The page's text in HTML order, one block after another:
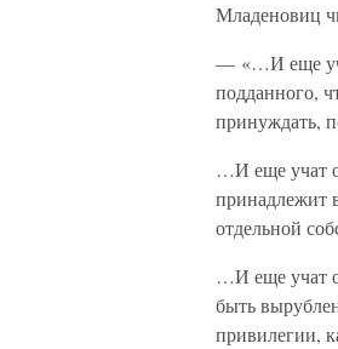
Младеновиц
— «…И еще
подданного,
принуждать,
…И еще учат
принадлежит
отдельной
…И еще учат
быть
привилегии,